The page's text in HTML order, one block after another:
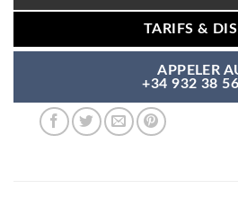
TARIFS &
APPELER
+34 932 38